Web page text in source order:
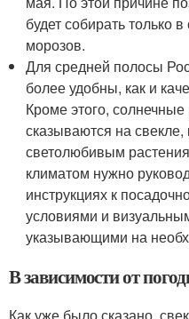
будет собирать только
морозов.
Для средней полосы
более удобны, как и
Кроме этого,
сказываются на свекле,
светолюбивым
климатом нужно
инструкциях к
условиями и
указывающими на
В зависимости от